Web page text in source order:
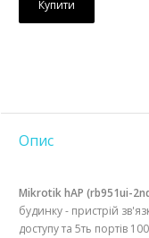
Купити
Опис
Mikrotik hAP (rb951ui-
будинку - пристрій
доступу та 5ть портів